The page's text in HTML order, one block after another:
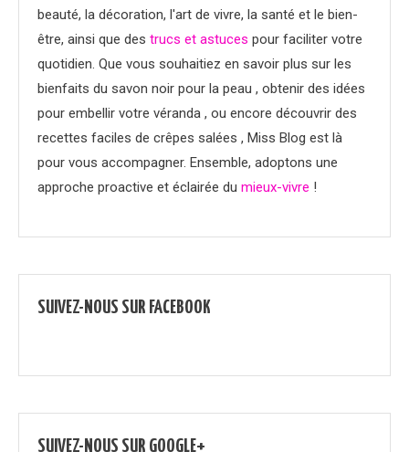
beauté, la décoration, l'art de vivre, la santé et le bien-
être, ainsi que des trucs et astuces pour faciliter votre
quotidien. Que vous souhaitiez en savoir plus sur les
bienfaits du savon noir pour la peau , obtenir des idées
pour embellir votre véranda , ou encore découvrir des
recettes faciles de crêpes salées , Miss Blog est là
pour vous accompagner. Ensemble, adoptons une
approche proactive et éclairée du mieux-vivre !
SUIVEZ-NOUS SUR FACEBOOK
SUIVEZ-NOUS SUR GOOGLE+